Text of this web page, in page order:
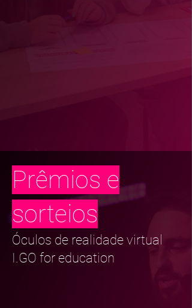
Prêmios e
sorteios
Óculos de realidade virtual
I.GO for education